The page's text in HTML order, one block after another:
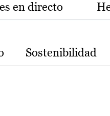
en directo
Sostenibilidad